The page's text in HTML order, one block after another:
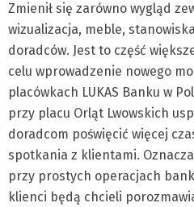
Zmienił się zarówno wygląd
wizualizacja, meble,
doradców. Jest to część
celu wprowadzenie nowego
placówkach LUKAS Banku w
przy placu Orląt Lwowskich
doradcom poświęcić więcej
spotkania z klientami.
przy prostych operacjach
klienci będą chcieli